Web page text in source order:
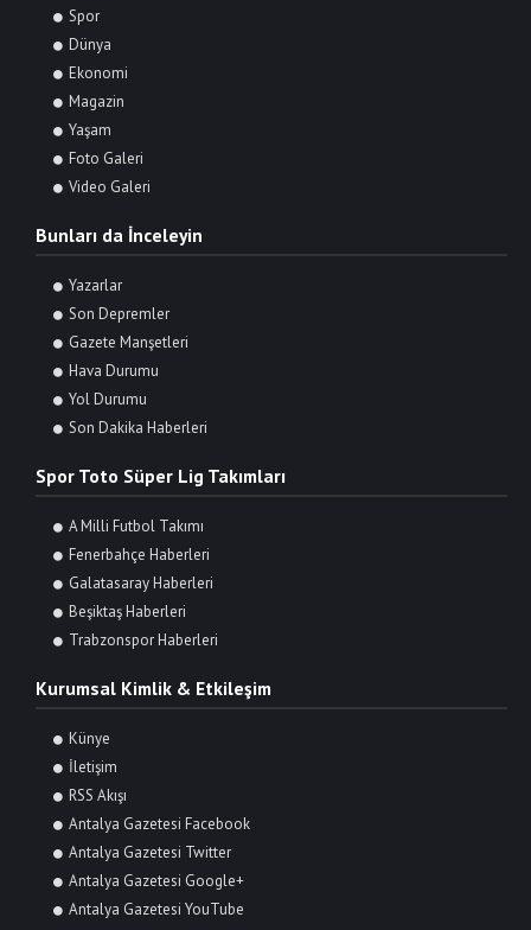
Spor
Dünya
Ekonomi
Magazin
Yaşam
Foto Galeri
Video Galeri
Bunları da İnceleyin
Yazarlar
Son Depremler
Gazete Manşetleri
Hava Durumu
Yol Durumu
Son Dakika Haberleri
Spor Toto Süper Lig Takımları
A Milli Futbol Takımı
Fenerbahçe Haberleri
Galatasaray Haberleri
Beşiktaş Haberleri
Trabzonspor Haberleri
Kurumsal Kimlik & Etkileşim
Künye
İletişim
RSS Akışı
Antalya Gazetesi Facebook
Antalya Gazetesi Twitter
Antalya Gazetesi Google+
Antalya Gazetesi YouTube